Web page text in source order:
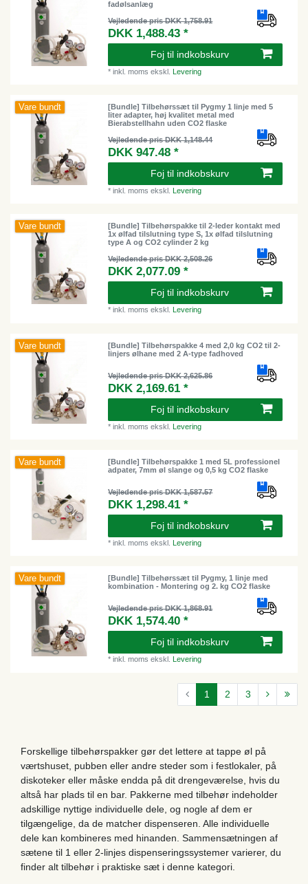
fadølsanlæg
Vejledende pris DKK 1,758.91
DKK 1,488.43 *
Foj til indkobskurv
*inkl. moms ekskl.Levering
Vare bundt
[Bundle] Tilbehørssæt til Pygmy 1 linje med 5
liter adapter, høj kvalitet metal med
Bierabstellhahn uden CO2 flaske
Vejledende pris DKK 1,148.44
DKK 947.48 *
Foj til indkobskurv
*inkl. moms ekskl.Levering
Vare bundt
[Bundle] Tilbehørspakke til 2-leder kontakt med
1x ølfad tilslutning type S, 1x ølfad tilslutning
type A og CO2 cylinder 2 kg
Vejledende pris DKK 2,508.26
DKK 2,077.09 *
Foj til indkobskurv
*inkl. moms ekskl. Levering
Vare bundt
[Bundle] Tilbehørspakke 4 med 2,0 kg CO2 til 2-
linjers ølhane med 2 A-type fadhoved
Vejledende pris DKK 2,625.86
DKK 2,169.61 *
Foj til indkobskurv
*inkl. moms ekskl.Levering
Vare bundt
[Bundle] Tilbehørspakke 1 med 5L professionel
adpater, 7mm øl slange og 0,5 kg CO2 flaske
Vejledende pris DKK 1,587.57
DKK 1,298.41 *
Foj til indkobskurv
*inkl. moms ekskl.Levering
Vare bundt
[Bundle] Tilbehørssæt til Pygmy, 1 linje med
kombination - Montering og 2. kg CO2 flaske
Vejledende pris DKK 1,868.91
DKK 1,574.40 *
Foj til indkobskurv
*inkl. moms ekskl. Levering
1 2 3
Forskellige tilbehørspakker gør det lettere at tappe øl på
værtshuset, pubben eller andre steder som i festlokaler, på
diskoteker eller måske endda på dit drengeværelse, hvis du
altså har plads til en bar. Pakkerne med tilbehør indeholder
adskillige nyttige individuelle dele, og nogle af dem er
tilgængelige, da de matcher dispenseren. Alle individuelle
dele kan kombineres med hinanden. Sammensætningen af ​​
sætene til 1 eller 2-linjes dispenseringssystemer varierer, du
finder alt tilbehør i praktiske sæt i denne kategori.